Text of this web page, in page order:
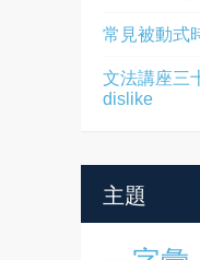
常見被動式
文法講座三
dislike
主題